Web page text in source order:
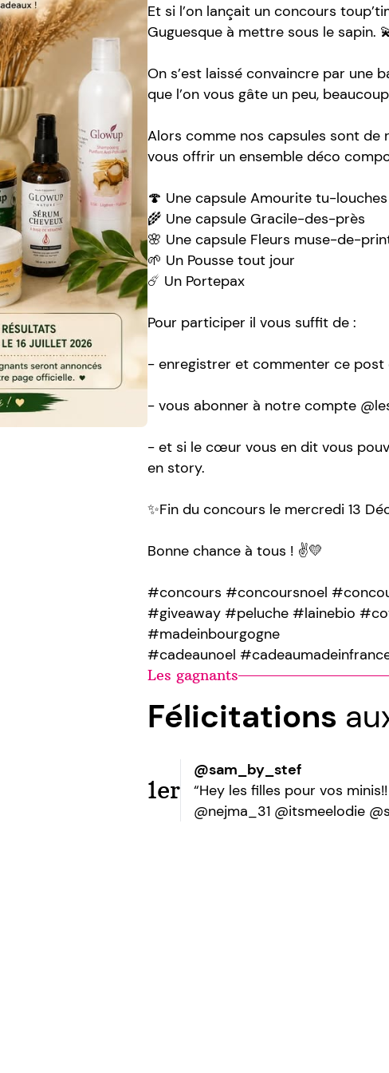
Et si l’on lançait un concours
Guguesque à mettre sous le sapin.
On s’est laissé convaincre par une
que l’on vous gâte un peu,
Alors comme nos capsules sont
vous offrir un ensemble déco
🍄 Une capsule Amourite tu-louches
🌾 Une capsule Gracile-des-près
🌸 Une capsule Fleurs muse-de-
🌱 Un Pousse tout jour
☄️ Un Portepax
Pour participer il vous suffit de :
- enregistrer et commenter ce post
- vous abonner à notre compte
- et si le cœur vous en dit vous
en story.
✨Fin du concours le mercredi 13
Bonne chance à tous ! ✌️💛
#concours #concoursnoel
#giveaway #peluche #lainebio
#madeinbourgogne
#cadeaunoel
Les gagnants
Félicitations
1er
@sam_by_stef
“Hey les filles pour vos
@nejma_31 @itsmeelodie